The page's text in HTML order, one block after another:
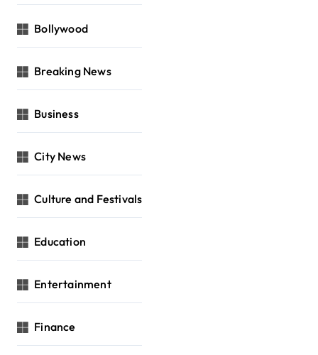
Bollywood
Breaking News
Business
City News
Culture and Festivals
Education
Entertainment
Finance